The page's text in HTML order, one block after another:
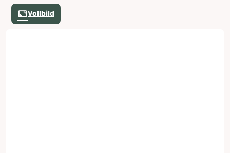
Vollbild